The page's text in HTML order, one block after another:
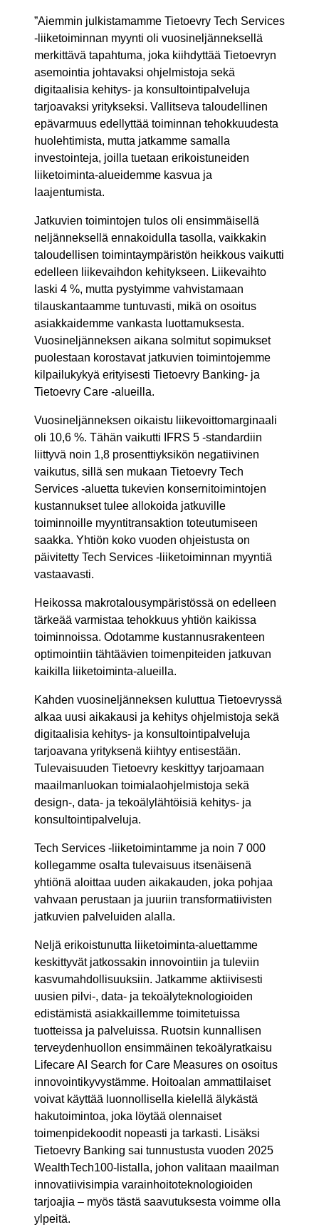
”Aiemmin julkistamamme Tietoevry Tech Services
-liiketoiminnan myynti oli vuosineljänneksellä
merkittävä tapahtuma, joka kiihdyttää Tietoevryn
asemointia johtavaksi ohjelmistoja sekä
digitaalisia kehitys- ja konsultointipalveluja
tarjoavaksi yritykseksi. Vallitseva taloudellinen
epävarmuus edellyttää toiminnan tehokkuudesta
huolehtimista, mutta jatkamme samalla
investointeja, joilla tuetaan erikoistuneiden
liiketoiminta-alueidemme kasvua ja
laajentumista.
Jatkuvien toimintojen tulos oli ensimmäisellä
neljänneksellä ennakoidulla tasolla, vaikkakin
taloudellisen toimintaympäristön heikkous vaikutti
edelleen liikevaihdon kehitykseen. Liikevaihto
laski 4 %, mutta pystyimme vahvistamaan
tilauskantaamme tuntuvasti, mikä on osoitus
asiakkaidemme vankasta luottamuksesta.
Vuosineljänneksen aikana solmitut sopimukset
puolestaan korostavat jatkuvien toimintojemme
kilpailukykyä erityisesti Tietoevry Banking- ja
Tietoevry Care -alueilla.
Vuosineljänneksen oikaistu liikevoittomarginaali
oli 10,6 %. Tähän vaikutti IFRS 5 -standardiin
liittyvä noin 1,8 prosenttiyksikön negatiivinen
vaikutus, sillä sen mukaan Tietoevry Tech
Services -aluetta tukevien konsernitoimintojen
kustannukset tulee allokoida jatkuville
toiminnoille myyntitransaktion toteutumiseen
saakka. Yhtiön koko vuoden ohjeistusta on
päivitetty Tech Services -liiketoiminnan myyntiä
vastaavasti.
Heikossa makrotalousympäristössä on edelleen
tärkeää varmistaa tehokkuus yhtiön kaikissa
toiminnoissa. Odotamme kustannusrakenteen
optimointiin tähtäävien toimenpiteiden jatkuvan
kaikilla liiketoiminta-alueilla.
Kahden vuosineljänneksen kuluttua Tietoevryssä
alkaa uusi aikakausi ja kehitys ohjelmistoja sekä
digitaalisia kehitys- ja konsultointipalveluja
tarjoavana yrityksenä kiihtyy entisestään.
Tulevaisuuden Tietoevry keskittyy tarjoamaan
maailmanluokan toimialaohjelmistoja sekä
design-, data- ja tekoälylähtöisiä kehitys- ja
konsultointipalveluja.
Tech Services -liiketoimintamme ja noin 7 000
kollegamme osalta tulevaisuus itsenäisenä
yhtiönä aloittaa uuden aikakauden, joka pohjaa
vahvaan perustaan ja juuriin transformatiivisten
jatkuvien palveluiden alalla.
Neljä erikoistunutta liiketoiminta-aluettamme
keskittyvät jatkossakin innovointiin ja tuleviin
kasvumahdollisuuksiin. Jatkamme aktiivisesti
uusien pilvi-, data- ja tekoälyteknologioiden
edistämistä asiakkaillemme toimitetuissa
tuotteissa ja palveluissa. Ruotsin kunnallisen
terveydenhuollon ensimmäinen tekoälyratkaisu
Lifecare AI Search for Care Measures on osoitus
innovointikyvystämme. Hoitoalan ammattilaiset
voivat käyttää luonnollisella kielellä älykästä
hakutoimintoa, joka löytää olennaiset
toimenpidekoodit nopeasti ja tarkasti. Lisäksi
Tietoevry Banking sai tunnustusta vuoden 2025
WealthTech100-listalla, johon valitaan maailman
innovatiivisimpia varainhoitoteknologioiden
tarjoajia – myös tästä saavutuksesta voimme olla
ylpeitä.